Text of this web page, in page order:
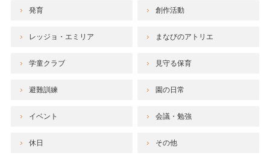
発育 創作活動
レッジョ・エミリア まなびのアトリエ
学童クラブ 見守る保育
避難訓練 園の日常
イベント 会議・勉強
休日 その他